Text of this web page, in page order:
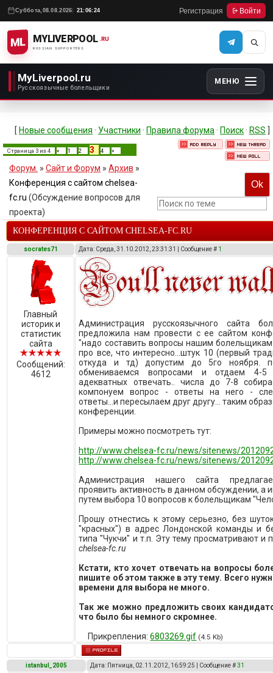
Суббота, 08.08.2026 21:06:24 Регистрация Войти
ML MYLIVERPOOL
RUSSIAN SUPPORTERS
.RU
MyLiverpool.ru
Русскоязычные болельщики
МЕНЮ
[ Новые сообщения · Участники · Правила форума · Поиск · RSS
Страница 3 из 4 « 1 2 3 4 »
Форум. » Сайт и Форум » Архив »
Конференция с сайтом chelsea-
fc.ru (Обсуждение вопросов для
проекта)
КОНФЕРЕНЦИЯ С САЙТОМ CHELSEA-FC.RU
socrates71 Дата: Среда, 31.10.2012, 23:31:31 | Сообщение # 1
Главный
историк и
статистик
сайта
Сообщений:
4612
Администрация русскоязычного сайта
предложила нам провести с ее сайтом
"надо составить вопросы нашим
про все, что интересно...штук 10 (первый
откуда и тд) допустим до 5го ноября.
обмениваемся вопросами и отдаем 4-5
адекватных отвечать.. числа до 7-8
компонуем вопрос - ответы на него -
ответы...и пересылаем друг другу... таким
конференции.
Примеры можно посмотреть тут:
http://www.chelsea-fc.ru/news/sitenews/
http://www.chelsea-fc.ru/news/sitenews/
Администрация нашего сайта
проявить активность в данном обсуждении, а
путем выбора 10 вопросов к болельщикам
Прошу отнестись к этому серьезно, без
"красных") в адрес Лондонской команды и
типа "Чукчи" и т.п. Эту тему просматривают и
chelsea-fc.ru
Кстати, кто хочет отвечать на вопросы
пишите об этом также в эту тему. Всего
времени для выбора не много.
Так же можно предложить своих
что было бы немного скромнее.
Прикрепления:6803269.gif (4.5 Kb)
istanbul_2005 Дата: Пятница, 02.11.2012, 16:59:25 | Сообщение #31